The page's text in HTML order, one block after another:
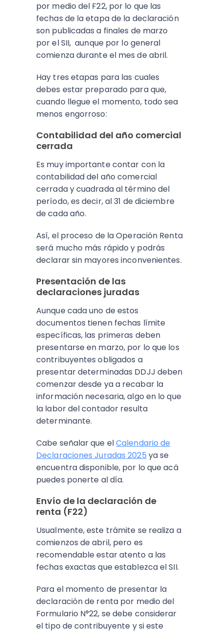
por medio del F22, por lo que las
fechas de la etapa de la declaración
son publicadas a finales de marzo
por el SII, aunque por lo general
comienza durante el mes de abril.
Hay tres etapas para las cuales
debes estar preparado para que,
cuando llegue el momento, todo sea
menos engorroso:
Contabilidad del año comercial
cerrada
Es muy importante contar con la
contabilidad del año comercial
cerrada y cuadrada al término del
período, es decir, al 31 de diciembre
de cada año.
Así, el proceso de la Operación Renta
será mucho más rápido y podrás
declarar sin mayores inconvenientes.
Presentación de las
declaraciones juradas
Aunque cada uno de estos
documentos tienen fechas límite
específicas, las primeras deben
presentarse en marzo, por lo que los
contribuyentes obligados a
presentar determinadas DDJJ deben
comenzar desde ya a recabar la
información necesaria, algo en lo que
la labor del contador resulta
determinante.
Cabe señalar que elCalendario de
Declaraciones Juradas 2025 ya se
encuentra disponible, por lo que acá
puedes ponerte al día.
Envío de la declaración de
renta (F22)
Usualmente, este trámite se realiza a
comienzos de abril, pero es
recomendable estar atento a las
fechas exactas que establezca el SII.
Para el momento de presentar la
declaración de renta por medio del
Formulario N°22, se debe considerar
el tipo de contribuyente y si este